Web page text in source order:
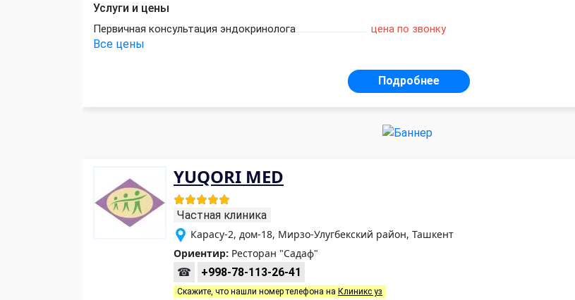
Услуги и цены
Первичная консультация эндокринолога цена по звонку
Все цены
Подробнее
YUQORI MED
Частная клиника
Карасу-2, дом-18, Мирзо-Улугбекский район, Ташкент
Ориентир: Ресторан "Садаф"
☎
+998-78-113-26-41
Скажите, что нашли номер телефона на Клиникс уз